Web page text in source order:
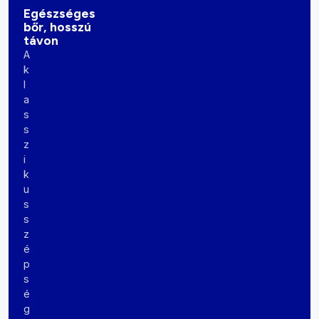
Egészséges
bőr, hosszú
távon
A
k
l
a
s
s
z
i
k
u
s
s
z
é
p
s
é
g